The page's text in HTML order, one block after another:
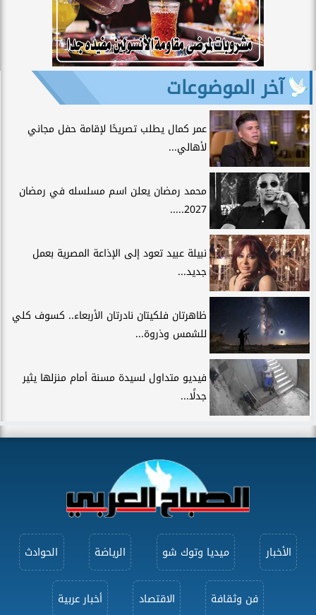
آخر الموضوعات
عمر كمال يطلب تصريحًا لإقامة حفل مجاني
لأهالي...
محمد رمضان يعلن اسم مسلسله في رمضان
2027.....
نبيلة عبيد تعود إلى الإذاعة المصرية بعمل
جديد...
ظاهرتان فلكيتان نادرتان الأربعاء.. كسوف كلي
للشمس وذروة...
فيديو متداول لسيدة مسنة أمام منزلها يثير
جدلًا...
الأخبار ميديا وتوك شو الرياضة الحوادث
فن وثقافة الاقتصاد أخبار عربية